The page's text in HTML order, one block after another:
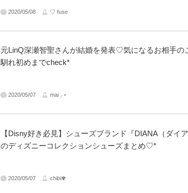
2020/05/08 ♡ fuse
元LinQ深瀬智聖さんが結婚を発表♡気になるお相手の
馴れ初めまでcheck*
2020/05/07 mai ⸝⋆
【Disny好き必見】シューズブランド『DIANA（ダイア
のディズニーコレクションシューズまとめ♡*
2020/05/07 chibi✾